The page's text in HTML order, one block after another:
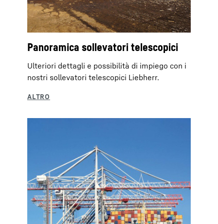
Panoramica sollevatori telescopici
Ulteriori dettagli e possibilità di impiego con i
nostri sollevatori telescopici Liebherr.